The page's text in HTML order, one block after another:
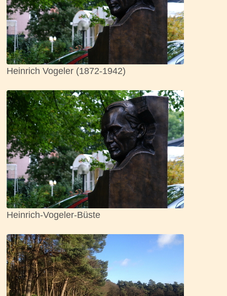
Heinrich Vogeler (1872-1942)
Heinrich-Vogeler-Büste